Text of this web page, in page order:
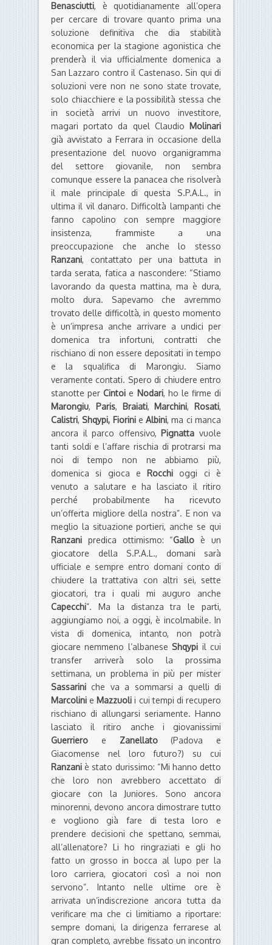
Benasciutti, è quotidianamente all’opera
per cercare di trovare quanto prima una
soluzione definitiva che dia stabilità
economica per la stagione agonistica che
prenderà il via ufficialmente domenica a
San Lazzaro contro il Castenaso. Sin qui di
soluzioni vere non ne sono state trovate,
solo chiacchiere e la possibilità stessa che
in società arrivi un nuovo investitore,
magari portato da quel Claudio Molinari
già avvistato a Ferrara in occasione della
presentazione del nuovo organigramma
del settore giovanile, non sembra
comunque essere la panacea che risolverà
il male principale di questa S.P.A.L., in
ultima il vil danaro. Difficoltà lampanti che
fanno capolino con sempre maggiore
insistenza, frammiste a una
preoccupazione che anche lo stesso
Ranzani, contattato per una battuta in
tarda serata, fatica a nascondere: “Stiamo
lavorando da questa mattina, ma è dura,
molto dura. Sapevamo che avremmo
trovato delle difficoltà, in questo momento
è un’impresa anche arrivare a undici per
domenica tra infortuni, contratti che
rischiano di non essere depositati in tempo
e la squalifica di Marongiu. Siamo
veramente contati. Spero di chiudere entro
stanotte perCintoi e Nodari, ho le firme di
Marongiu, Paris, Braiati, Marchini, Rosati,
Calistri,Shqypi, FiorinieAlbini, ma ci manca
ancora il parco offensivo, Pignatta vuole
tanti soldi e l’affare rischia di protrarsi ma
noi di tempo non ne abbiamo più,
domenica si gioca e Rocchi oggi ci è
venuto a salutare e ha lasciato il ritiro
perché probabilmente ha ricevuto
un’offerta migliore della nostra”. E non va
meglio la situazione portieri, anche se qui
Ranzani predica ottimismo: “Gallo è un
giocatore della S.P.A.L., domani sarà
ufficiale e sempre entro domani conto di
chiudere la trattativa con altri sei, sette
giocatori, tra i quali mi auguro anche
Capecchi”. Ma la distanza tra le parti,
aggiungiamo noi, a oggi, è incolmabile. In
vista di domenica, intanto, non potrà
giocare nemmeno l’albaneseShqypi il cui
transfer arriverà solo la prossima
settimana, un problema in più per mister
Sassarini che va a sommarsi a quelli di
Marcolini e Mazzuoli i cui tempi di recupero
rischiano di allungarsi seriamente. Hanno
lasciato il ritiro anche i giovanissimi
Guerriero e Zanellato(Padova e
Giacomense nel loro futuro?) su cui
Ranzani è stato durissimo: “Mi hanno detto
che loro non avrebbero accettato di
giocare con la Juniores. Sono ancora
minorenni, devono ancora dimostrare tutto
e vogliono già fare di testa loro e
prendere decisioni che spettano, semmai,
all’allenatore? Li ho ringraziati e gli ho
fatto un grosso in bocca al lupo per la
loro carriera, giocatori così a noi non
servono”. Intanto nelle ultime ore è
arrivata un’indiscrezione ancora tutta da
verificare ma che ci limitiamo a riportare:
sempre domani, la dirigenza ferrarese al
gran completo, avrebbe fissato un incontro